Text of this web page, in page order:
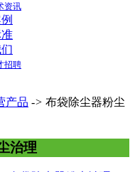
资讯
招聘
产品 -> 布袋除尘器粉尘
治理